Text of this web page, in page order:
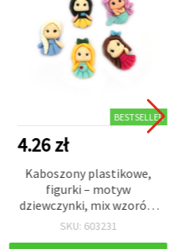
BESTSELLER
4.26 zł
Kaboszony plastikowe,
figurki – motyw
dziewczynki, mix wzorów,
2,5–2,6 cm, zestaw 5 szt.
SKU: 603231